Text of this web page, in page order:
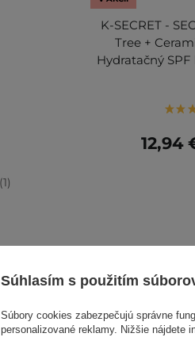
1
K-SECRET -
Tree +
Hydratačný
12,94
Súhlasím s použitím
Súbory cookies zabezpečujú správne
personalizované reklamy. Nižšie nájdete